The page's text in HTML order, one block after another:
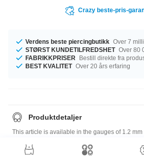
Crazy beste-pris-
Verdens beste piercingbutikk Over 7
STØRST KUNDETILFREDSHET Over 80
FABRIKKPRISER
Bestill direkte fra
BEST KVALITET Over 20 års erfaring
Produktdetaljer
This article is available in the gauges of 1.2 mm
Yellow are ready. It comes with a varity in
mm This is just a crazy product! Order right now!